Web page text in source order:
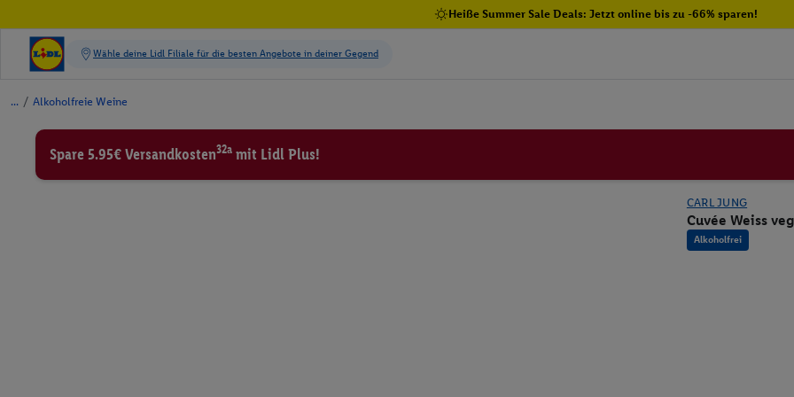
Heiße Summer Sale Deals: Jetzt online bis zu -66% sparen!
/ Alkoholfreie Weine
Spare 5.95€ Versandkosten32a mit Lidl Plus!
CARL JUNG
Cuvée Weiss
Alkoholfrei